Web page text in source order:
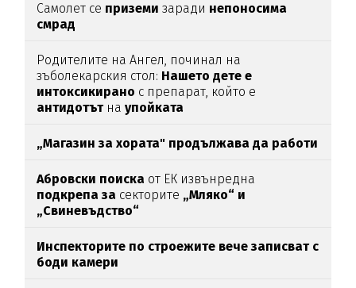
Самолет се приземи заради непоносима
смрад
Родителите на Ангел, починал на
зъболекарския стол: Нашето дете е
интоксикирано с препарат, който е
антидотътнаупойката
„Магазин за хората" продължава да работи
Абровски поиска от ЕК извънредна
подкрепа за секторите „Мляко“ и
„Свиневъдство“
Инспекторите по строежите вече записват с
боди камери